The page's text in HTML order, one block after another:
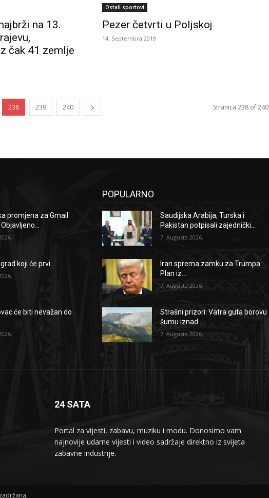
na 13.
čak 41 zemlje
Ostali sportovi
Pezer četvrti u Poljskoj
14. Septembra 2019.
238 239 240 Stranica 238 of 240
promjena za Gmail
koji će prvi...
će biti nevažan do
POPULARNO
Saudijska Arabija, Turska i
Pakistan potpisali zajednički...
7. Augusta 2026.
Iran sprema zamku za Trumpa:
Plan iz...
7. Augusta 2026.
Strašni prizori: Vatra guta borovu
šumu iznad...
7. Augusta 2026.
24 SATA
Portal za vijesti, zabavu, muziku i modu. Donosimo vam
najnovije udarne vijesti i video sadržaje direktno iz svijeta
zabavne industrije.